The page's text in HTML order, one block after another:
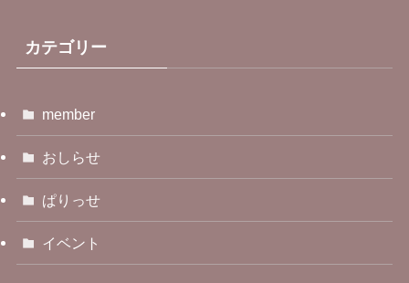
カテゴリー
member
おしらせ
ぱりっせ
イベント